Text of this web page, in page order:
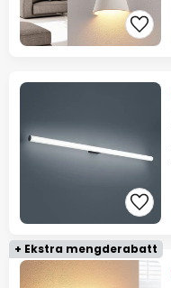
+ Ekstra mengderabatt